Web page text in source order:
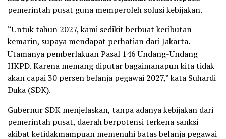
pemerintah pusat guna memperoleh solusi kebijakan.
“Untuk tahun 2027, kami sedikit berbuat keributan
kemarin, supaya mendapat perhatian dari Jakarta.
Utamanya pemberlakuan Pasal 146 Undang-Undang
HKPD. Karena memang diputar bagaimanapun kita tidak
akan capai 30 persen belanja pegawai 2027,” kata Suhardi
Duka (SDK).
Gubernur SDK menjelaskan, tanpa adanya kebijakan dari
pemerintah pusat, daerah berpotensi terkena sanksi
akibat ketidakmampuan memenuhi batas belanja pegawai